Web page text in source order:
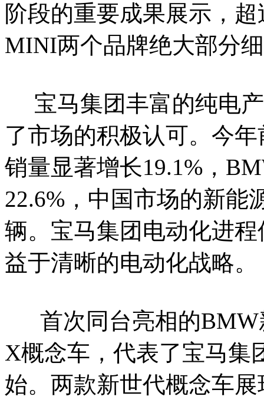
阶段的重要成果展示，
MINI两个品牌绝大部分
宝马集团丰富的纯电
了市场的积极认可。今
销量显著增长19.1%，
22.6%，中国市场的新能
辆。宝马集团电动化进
益于清晰的电动化战略。
首次同台亮相的BMW
X概念车，代表了宝马集
始。两款新世代概念车